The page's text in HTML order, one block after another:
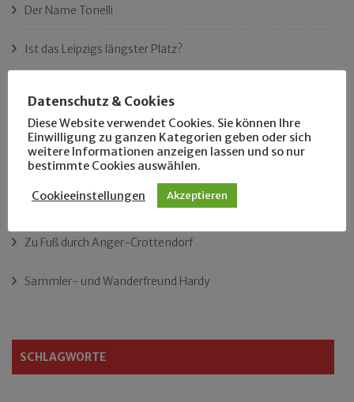
Der Name Tonelli
Ist das Leipzigs längster Platz?
Das neue Eutritzsch-Buch
Der Leipziger Schmiedetag von 1904
Rennfahrer in Schönefeld und Zschocher
Zu Fuß durch Anger-Crottendorf
Sammler- und Wanderfreund Hardy
SCHLAGWORTE
Datenschutz & Cookies
Diese Website verwendet Cookies. Sie können Ihre
Einwilligung zu ganzen Kategorien geben oder sich
weitere Informationen anzeigen lassen und so nur
bestimmte Cookies auswählen.
Cookieeinstellungen Akzeptieren